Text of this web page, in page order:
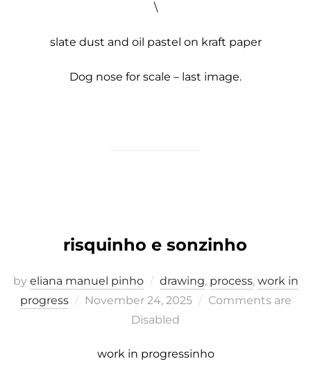
\
slate dust and oil pastel on kraft paper
Dog nose for scale – last image.
risquinho e sonzinho
by eliana manuel pinho drawing, process, work in
progress
Posted
November 24, 2025
Comments are
Disabled
work in progressinho